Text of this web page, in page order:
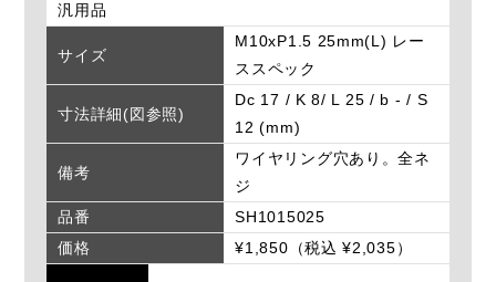
汎用品
サイズ
M10xP1.5 25mm(L) レー
ススペック
寸法詳細(図参照)
Dc 17 / K 8/ L 25 / b - / S
12 (mm)
備考
ワイヤリング穴あり。全ネ
ジ
品番
SH1015025
価格
¥1,850（税込 ¥2,035）